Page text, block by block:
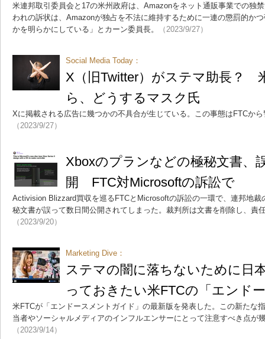
米連邦取引委員会と17の米州政府は、Amazonをネット通販事業での独
われの訴状は、Amazonが独占を不法に維持するために一連の懲罰的か
かを明らかにしている」とカーン委員長。
（2023/9/27）
Social Media Today：
X（旧Twitter）がステマ助長？
ら、どうするマスク氏
Xに掲載される広告に幾つかの不具合が生じている。この事態はFTCか
（2023/9/27）
Xboxのプランなどの極秘文書、
開 FTC対Microsoftの訴訟で
Activision Blizzard買収を巡るFTCとMicrosoftの訴訟の一環で、連邦地裁
秘文書が誤って数日間公開されてしまった。裁判所は文書を削除し、責
（2023/9/20）
Marketing Dive：
ステマの闇に落ちないために日
っておきたい米FTCの「エンド
米FTCが「エンドースメントガイド」の最新版を発表した。この新たな
当者やソーシャルメディアのインフルエンサーにとって注意すべき点が
（2023/9/14）